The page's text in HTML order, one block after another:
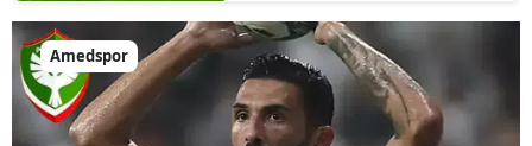
Amedspor